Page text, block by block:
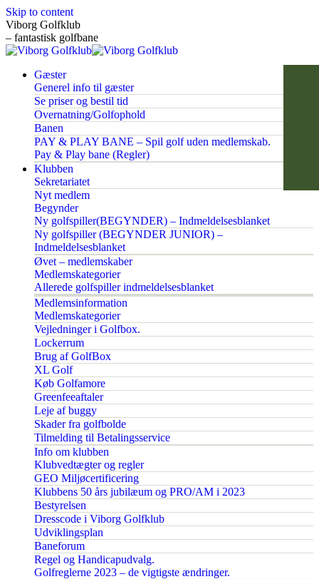
Skip to content
Viborg Golfklub
– fantastisk golfbane
Gæster
Generel info til gæster
Se priser og bestil tid
Overnatning/Golfophold
Banen
PAY & PLAY BANE – Spil golf uden medlemskab.
Pay & Play bane (Regler)
Klubben
Sekretariatet
Nyt medlem
Begynder
Ny golfspiller(BEGYNDER) – Indmeldelsesblanket
Ny golfspiller (BEGYNDER JUNIOR) –
Indmeldelsesblanket
Øvet – medlemskaber
Medlemskategorier
Allerede golfspiller indmeldelsesblanket
Medlemsinformation
Medlemskategorier
Vejledninger i Golfbox.
Lockerrum
Brug af GolfBox
XL Golf
Køb Golfamore
Greenfeeaftaler
Leje af buggy
Skader fra golfbolde
Tilmelding til Betalingsservice
Info om klubben
Klubvedtægter og regler
GEO Miljøcertificering
Klubbens 50 års jubilæum og PRO/AM i 2023
Bestyrelsen
Dresscode i Viborg Golfklub
Udviklingsplan
Baneforum
Regel og Handicapudvalg.
Golfreglerne 2023 – de vigtigste ændringer.